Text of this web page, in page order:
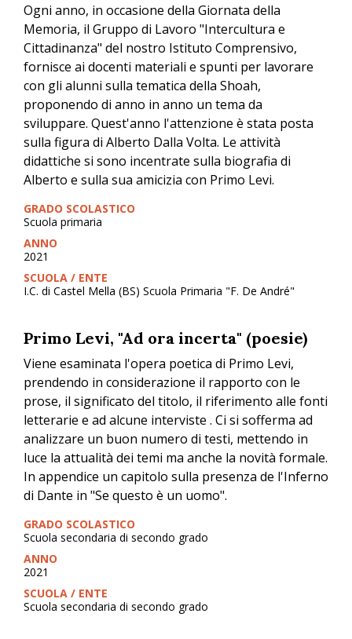
Ogni anno, in occasione della Giornata della
Memoria, il Gruppo di Lavoro "Intercultura e
Cittadinanza" del nostro Istituto Comprensivo,
fornisce ai docenti materiali e spunti per lavorare
con gli alunni sulla tematica della Shoah,
proponendo di anno in anno un tema da
sviluppare. Quest'anno l'attenzione è stata posta
sulla figura di Alberto Dalla Volta. Le attività
didattiche si sono incentrate sulla biografia di
Alberto e sulla sua amicizia con Primo Levi.
GRADO SCOLASTICO
Scuola primaria
ANNO
2021
SCUOLA / ENTE
I.C. di Castel Mella (BS) Scuola Primaria "F. De André"
Primo Levi, "Ad ora incerta" (poesie)
Viene esaminata l'opera poetica di Primo Levi,
prendendo in considerazione il rapporto con le
prose, il significato del titolo, il riferimento alle fonti
letterarie e ad alcune interviste . Ci si sofferma ad
analizzare un buon numero di testi, mettendo in
luce la attualità dei temi ma anche la novità formale.
In appendice un capitolo sulla presenza de l'Inferno
di Dante in "Se questo è un uomo".
GRADO SCOLASTICO
Scuola secondaria di secondo grado
ANNO
2021
SCUOLA / ENTE
Scuola secondaria di secondo grado